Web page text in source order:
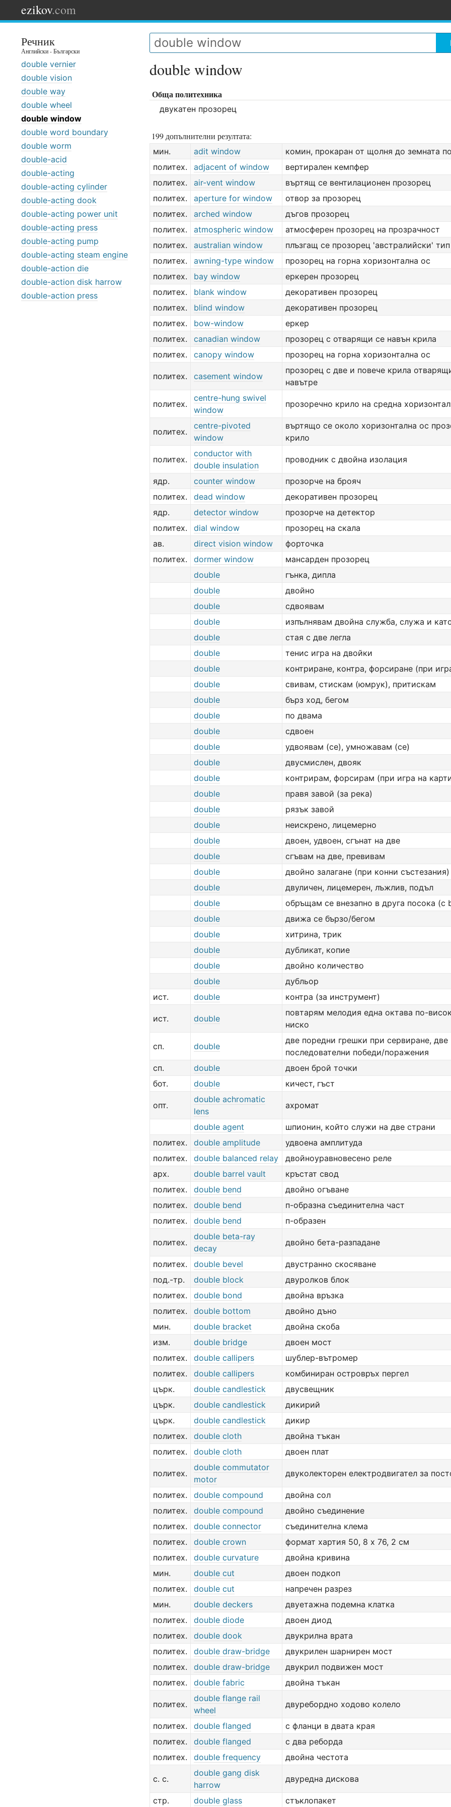
ezikov.com
Речник
Английски - Български
double vernier
double vision
double way
double wheel
double window
double word boundary
double worm
double-acid
double-acting
double-acting cylinder
double-acting dook
double-acting power unit
double-acting press
double-acting pump
double-acting steam engine
double-action die
double-action disk harrow
double-action press
double window
Обща политехника
двукатен прозорец
199 допълнителни резултата:
мин. adit window
комин, прокаран от щолня до земната
политех.
adjacent of window
вертирален кемпфер
политех.
air-vent window
въртящ се вентилационен прозорец
политех.
aperture for window
отвор за прозорец
политех.
arched window
дъгов прозорец
политех.
atmospheric window
атмосферен прозорец на прозрачност
политех.
australian window
плъзгащ се прозорец 'австралийски' тип
политех.
awning-type window
прозорец на горна хоризонтална ос
политех.
bay window
еркерен прозорец
политех.
blank window
декоративен прозорец
политех.
blind window
декоративен прозорец
политех.
bow-window
еркер
политех.
canadian window
прозорец с отварящи се навън крила
политех.
canopy window прозорец на горна хоризонтална ос
политех. casement window
прозорец с две и повече крила
навътре
политех.
centre-hung swivel
window
прозоречно крило на средна
политех.
centre-pivoted
window
въртящо се около хоризонтална ос
крило
политех.
conductor with
double insulation
проводник с двойна изолация
ядр. counter window
прозорче на брояч
политех.
dead window
декоративен прозорец
ядр.
detector window
прозорче на детектор
политех.
dial window
прозорец на скала
ав.
direct vision window
форточка
политех.
dormer window
мансарден прозорец
double
гънка, дипла
double
двойно
double
сдвоявам
double
изпълнявам двойна служба, служа и
double
стая с две легла
double
тенис игра на двойки
double
контриране, контра, форсиране (при
double
свивам, стискам (юмрук), притискам
double
бърз ход, бегом
double
по двама
double
сдвоен
double
удвоявам (се), умножавам (се)
double
двусмислен, двояк
double
контрирам, форсирам (при игра на
double
правя завой (за река)
double
рязък завой
double
неискрено, лицемерно
double
двоен, удвоен, сгънат на две
double
сгъвам на две, превивам
double
двойно залагане (при конни състезания)
double
двуличен, лицемерен, лъжлив, подъл
double
обръщам cе внезапно в друга посока (с
double
движа се бързо/бегом
double
хитрина, трик
double
дубликат, копие
double
двойно количество
double
дубльор
ист.
double контра (за инструмент)
ист. double
повтарям мелодия една октава по-
ниско
сп. double
две порeдни грешки при сервиране, две
последователни победи/поражения
сп.
double
двоен брой точки
бот.
double кичест, гъст
опт.
double achromatic
lens
ахромат
double agent
шпионин, който служи на две страни
политех.
double amplitude
удвоена амплитуда
политех.
double balanced relay
двойноуравновесено реле
арх.
double barrel vault
кръстат свод
политех.
double bend
двойно огъване
политех.
double bend
п-образна съединителна част
политех.
double bend п-образен
политех.
double beta-ray
decay
двойно бета-разпадане
политех. double bevel
двустранно скосяване
под.-тр.
double block
двуролков блок
политех.
double bond
двойна връзка
политех.
double bottom
двойно дъно
мин.
double bracket
двойна скоба
изм.
double bridge
двоен мост
политех.
double callipers
шублер-вътромер
политех.
double callipers
комбиниран островръх пергел
църк.
double candlestick
двусвещник
църк.
double candlestick
дикирий
църк.
double candlestick
дикир
политех.
double cloth
двойна тъкан
политех.
double cloth двоен плат
политех.
double commutator
motor
двуколекторен електродвигател за
политех. double compound
двойна сол
политех.
double compound
двойно съединение
политех.
double connector
съединителна клема
политех.
double crown
формат хартия 50, 8 х 76, 2 см
политех.
double curvature
двойна кривина
мин.
double cut
двоен подкоп
политех.
double cut
напречен разрез
мин.
double deckers
двуетажна подемна клатка
политех.
double diode
двоен диод
политех.
double dook
двукрилна врата
политех.
double draw-bridge
двукрилен шарнирен мост
политех.
double draw-bridge
двукрил подвижен мост
политех.
double fabric двойна тъкан
политех.
double flange rail
wheel
двуребордно ходово колело
политех. double flanged
с фланци в двата края
политех.
double flanged
с два реборда
политех.
double frequency двойна честота
с. с.
double gang disk
harrow
двуредна дискова
стр. double glass стъклопакет